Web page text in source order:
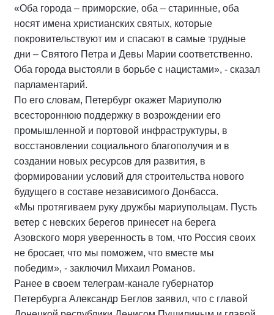
«Оба города – приморские, оба – старинные, оба
носят имена христианских святых, которые
покровительствуют им и спасают в самые трудные
дни – Святого Петра и Девы Марии соответственно.
Оба города выстояли в борьбе с нацистами», - сказал
парламентарий.
По его словам, Петербург окажет Мариуполю
всестороннюю поддержку в возрождении его
промышленной и портовой инфраструктуры, в
восстановлении социального благополучия и в
создании новых ресурсов для развития, в
формировании условий для строительства нового
будущего в составе независимого Донбасса.
«Мы протягиваем руку дружбы мариупольцам. Пусть
ветер с невских берегов принесет на берега
Азовского моря уверенность в том, что Россия своих
не бросает, что мы поможем, что вместе мы
победим», - заключил Михаил Романов.
Ранее в своем телеграм-канале губернатор
Петербурга Александр Беглов заявил, что с главой